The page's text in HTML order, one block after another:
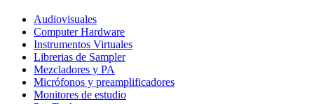
Audiovisuales
Computer Hardware
Instrumentos Virtuales
Librerias de Sampler
Mezcladores y PA
Micrófonos y preamplificadores
Monitores de estudio